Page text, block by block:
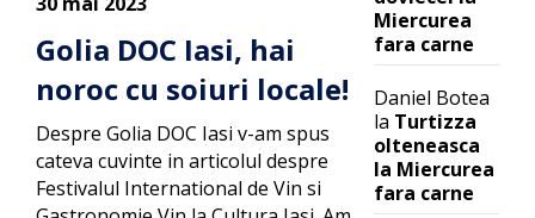
Golia DOC Iasi, hai
noroc cu soiuri locale!
Despre Golia DOC Iasi v-am spus
cateva cuvinte in articolul despre
Festivalul International de Vin si
Miercurea
fara carne
Daniel Botea
la Turtizza
olteneasca
la Miercurea
fara carne